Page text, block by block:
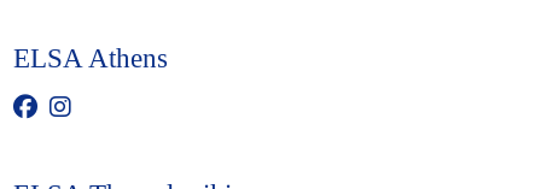
ELSA Athens